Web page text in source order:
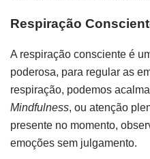
Respiração
A respiração consciente é
poderosa, para regular as
respiração, podemos
Mindfulness, ou atenção
presente no momento,
emoções sem julgamento.